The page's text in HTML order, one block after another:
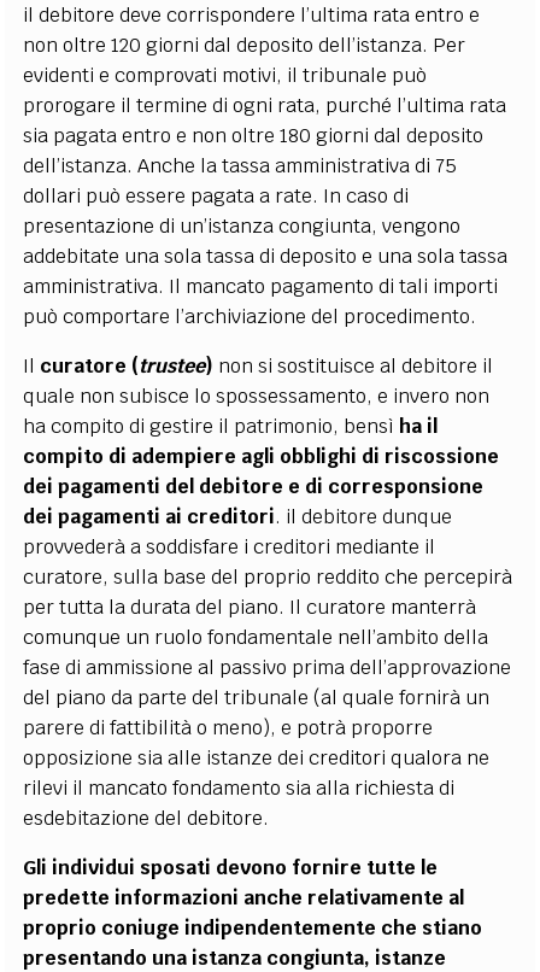
il debitore deve corrispondere l’ultima rata entro e
non oltre 120 giorni dal deposito dell’istanza. Per
evidenti e comprovati motivi, il tribunale può
prorogare il termine di ogni rata, purché l’ultima rata
sia pagata entro e non oltre 180 giorni dal deposito
dell’istanza. Anche la tassa amministrativa di 75
dollari può essere pagata a rate. In caso di
presentazione di un’istanza congiunta, vengono
addebitate una sola tassa di deposito e una sola tassa
amministrativa. Il mancato pagamento di tali importi
può comportare l’archiviazione del procedimento.
Il curatore (trustee) non si sostituisce al debitore il
quale non subisce lo spossessamento, e invero non
ha compito di gestire il patrimonio, bensì ha il
compito di adempiere agli obblighi di riscossione
dei pagamenti del debitore e di corresponsione
dei pagamenti ai creditori. il debitore dunque
provvederà a soddisfare i creditori mediante il
curatore, sulla base del proprio reddito che percepirà
per tutta la durata del piano. Il curatore manterrà
comunque un ruolo fondamentale nell’ambito della
fase di ammissione al passivo prima dell’approvazione
del piano da parte del tribunale (al quale fornirà un
parere di fattibilità o meno), e potrà proporre
opposizione sia alle istanze dei creditori qualora ne
rilevi il mancato fondamento sia alla richiesta di
esdebitazione del debitore.
Gli individui sposati devono fornire tutte le
predette informazioni anche relativamente al
proprio coniuge indipendentemente che stiano
presentando una istanza congiunta, istanze